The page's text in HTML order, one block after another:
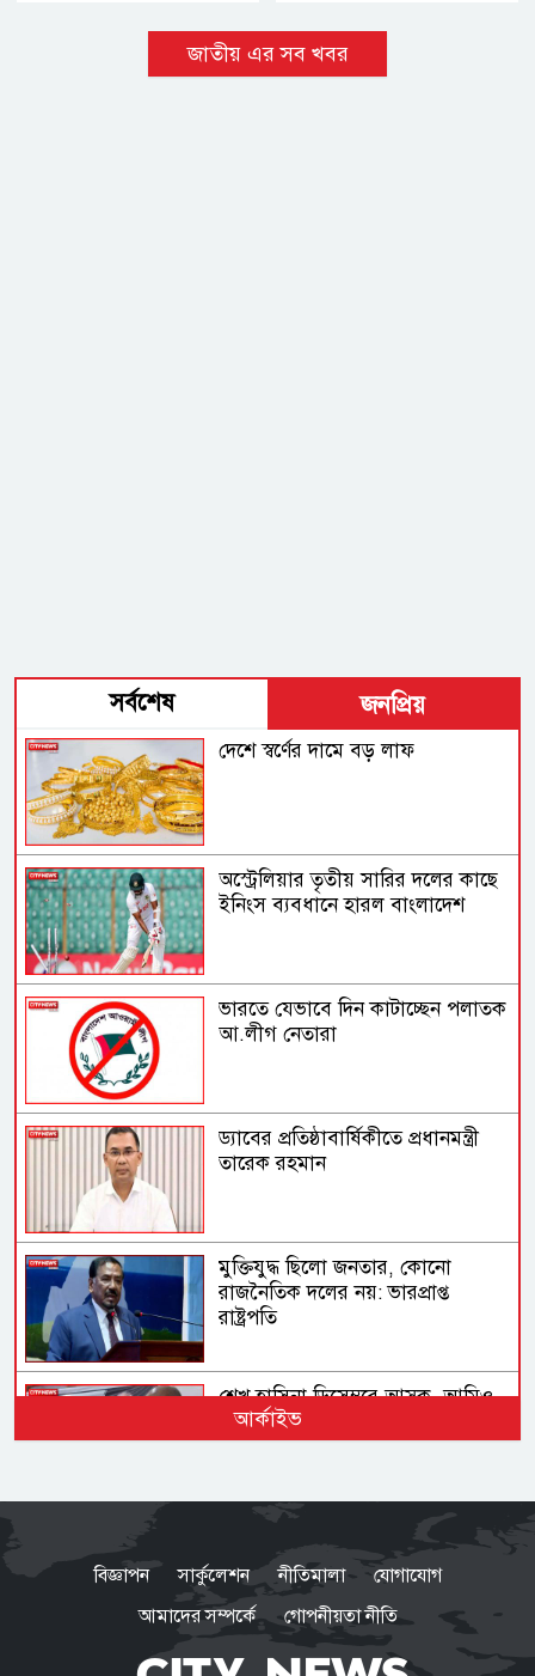
জাতীয় এর সব খবর
সর্বশেষ জনপ্রিয়
দেশে স্বর্ণের দামে বড় লাফ
অস্ট্রেলিয়ার তৃতীয় সারির দলের কাছে
ইনিংস ব্যবধানে হারল বাংলাদেশ
ভারতে যেভাবে দিন কাটাচ্ছেন পলাতক
আ.লীগ নেতারা
ড্যাবের প্রতিষ্ঠাবার্ষিকীতে প্রধানমন্ত্রী
তারেক রহমান
মুক্তিযুদ্ধ ছিলো জনতার, কোনো
রাজনৈতিক দলের নয়: ভারপ্রাপ্ত
রাষ্ট্রপতি
শেখ হাসিনা ডিসেম্বরে আসুক, আমিও
বিশ্বাস করতে চাই: আইনমন্ত্রী
ইতালি বিমানবন্দরে আটকা ঢাকাগামী
আর্কাইভ
বিজ্ঞাপন সার্কুলেশন নীতিমালা
যোগাযোগ
আমাদের সম্পর্কে
গোপনীয়তা নীতি